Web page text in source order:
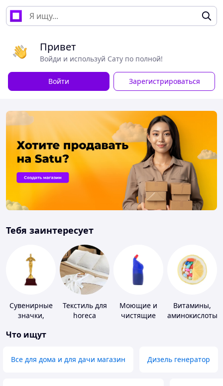
Привет
Войди и используй Сату по полной!
Войти Зарегистрироваться
Тебя заинтересует
Сувенирные
значки,
Текстиль для
horeca
Моющие и
чистящие
Витамины,
аминокислоты
Что ищут
Все для дома и для дачи магазин Дизель генератор